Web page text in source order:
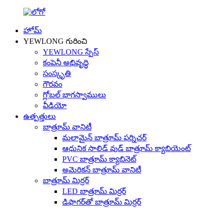
హోమ్
YEWLONG గురించి
YEWLONG స్పేస్
కంపెనీ అభివృద్ధి
సంస్కృతి
గౌరవం
గ్లోబల్ భాగస్వాములు
వీడియో
ఉత్పత్తులు
బాత్రూమ్ వానిటీ
మలామైన్ బాత్రూమ్ ఫర్నిచర్
ఆధునిక సాలిడ్ వుడ్ బాత్రూమ్ క్యాబియెంట్
PVC బాత్రూమ్ క్యాబినెట్
అమెరికన్ బాత్రూమ్ వానిటీ
బాత్రూమ్ మిర్రర్
LED బాత్రూమ్ మిర్రర్
డిఫాగర్‌తో బాత్రూమ్ మిర్రర్